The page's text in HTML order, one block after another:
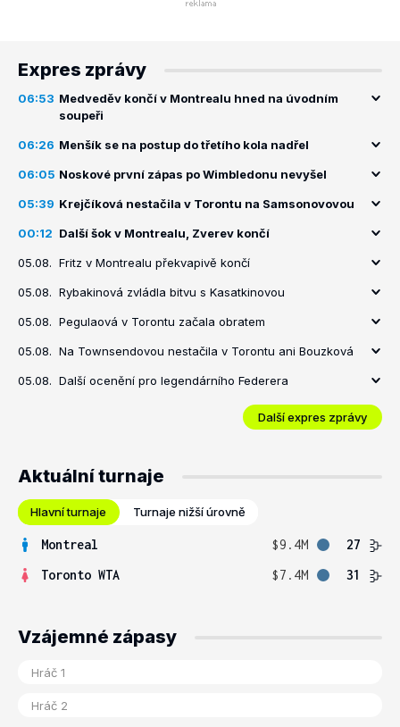
Expres zprávy
06:53 Medveděv končí v Montrealu hned na úvodním
soupeři
06:26 Menšík se na postup do třetího kola nadřel
06:05 Noskové první zápas po Wimbledonu nevyšel
05:39 Krejčíková nestačila v Torontu na Samsonovovou
00:12 Další šok v Montrealu, Zverev končí
05.08. Fritz v Montrealu překvapivě končí
05.08. Rybakinová zvládla bitvu s Kasatkinovou
05.08. Pegulaová v Torontu začala obratem
05.08. Na Townsendovou nestačila v Torontu ani Bouzková
05.08. Další ocenění pro legendárního Federera
Další expres zprávy
Aktuální turnaje
Hlavní turnaje Turnaje nižší úrovně
Montreal $9.4M
27
Toronto WTA
$7.4M 31
Vzájemné zápasy